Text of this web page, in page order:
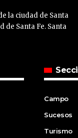
la ciudad de Santa
de Santa Fe. Santa
Campo
Sucesos
Turismo